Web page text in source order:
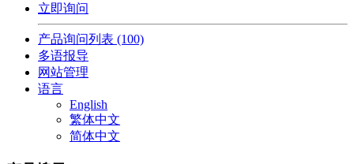
立即询问
产品询问列表 (100)
多语报导
网站管理
语言
English
繁体中文
简体中文